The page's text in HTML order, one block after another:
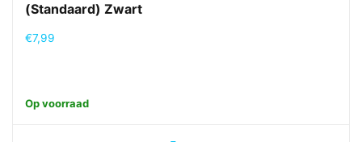
(Standaard) Zwart
€7,99
Op voorraad